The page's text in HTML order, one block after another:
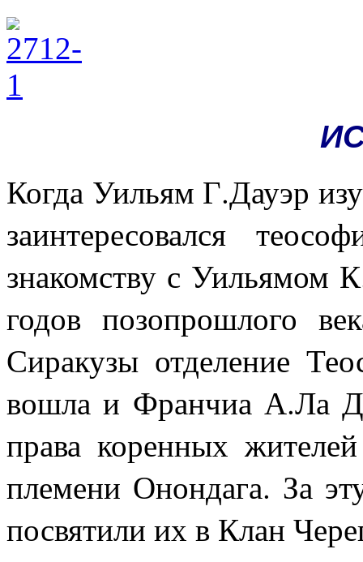
Когда Уильям Г.Дауэр
заинтересовался
знакомству с Уильямом
годов позопрошлого
Сиракузы отделение
вошла и Франчиа А.Ла
права коренных
племени Онондага. За
посвятили их в Клан